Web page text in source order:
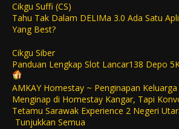
Cikgu Suffi (CS)
Tahu Tak Dalam DELIMa 3.0 Ada Satu
Yang Best?
Cikgu Siber
Panduan Lengkap Slot Lancar138 Depo
AMKAY Homestay ~ Penginapan Keluarga
Menginap di Homestay Kangar, Tapi
Tetamu Sarawak Experience 2 Negeri
Tunjukkan Semua